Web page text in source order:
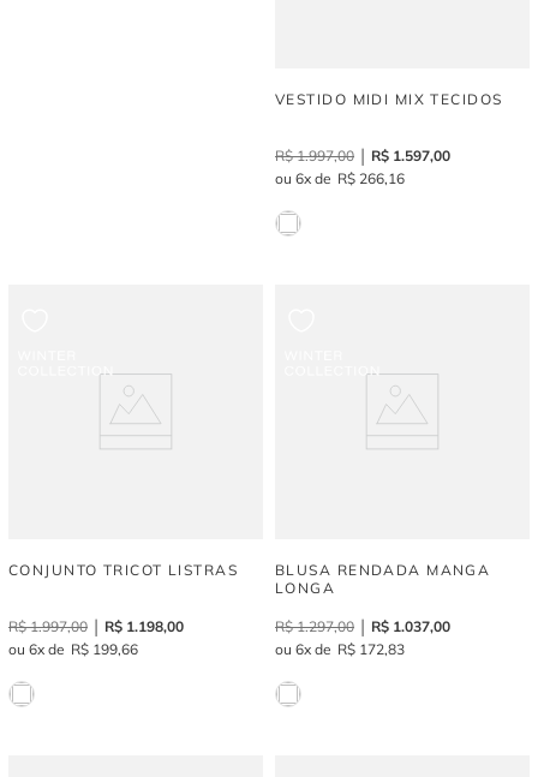
VESTIDO MIDI MIX TECIDOS
R$ 1.997,00 R$ 1.597,00
6
R$ 266,16
CONJUNTO TRICOT LISTRAS
R$ 1.997,00 R$ 1.198,00
6
R$ 199,66
BLUSA RENDADA MANGA
LONGA
R$ 1.297,00 R$ 1.037,00
6
R$ 172,83